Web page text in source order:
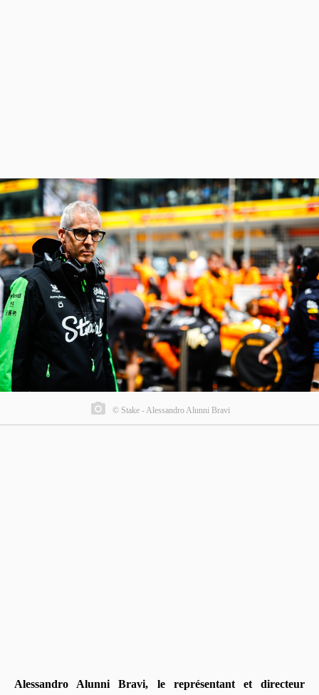
© Stake - Alessandro Alunni Bravi
Alessandro Alunni Bravi, le représentant et directeur